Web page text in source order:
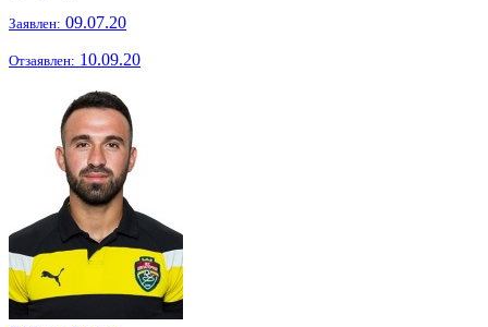
Заявлен: 09.07.20
Отзаявлен: 10.09.20